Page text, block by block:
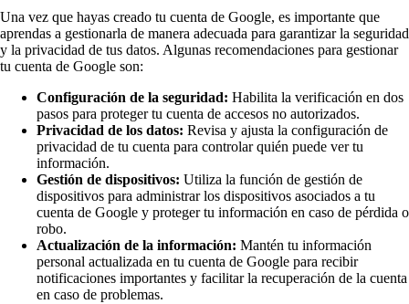
Una vez que hayas creado tu cuenta de Google, es importante que
aprendas a gestionarla de manera adecuada para garantizar la seguridad
y la privacidad de tus datos. Algunas recomendaciones para gestionar
tu cuenta de Google son:
Configuración de la seguridad: Habilita la verificación en dos
pasos para proteger tu cuenta de accesos no autorizados.
Privacidad de los datos: Revisa y ajusta la configuración de
privacidad de tu cuenta para controlar quién puede ver tu
información.
Gestión de dispositivos: Utiliza la función de gestión de
dispositivos para administrar los dispositivos asociados a tu
cuenta de Google y proteger tu información en caso de pérdida o
robo.
Actualización de la información: Mantén tu información
personal actualizada en tu cuenta de Google para recibir
notificaciones importantes y facilitar la recuperación de la cuenta
en caso de problemas.